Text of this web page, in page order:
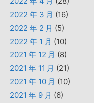
2022 年 3 月 (16)
2022 年 2 月 (5)
2022 年 1 月 (10)
2021 年 12 月 (8)
2021 年 11 月 (21)
2021 年 10 月 (10)
2021 年 9 月 (6)